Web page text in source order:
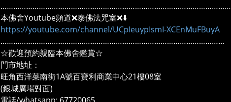
………………………………………………………………………………………………
本佛舍Youtube頻道❌泰佛法咒室❌⬇️
https://youtube.com/channel/UCpIeuypIsmI-XCEnMuFBuyA
……………………………………………………………………………………………
☆歡迎預約親臨本佛舍鑑賞☆
門市地址：
旺角西洋菜南街1A號百寶利商業中心21樓08室
(銀城廣場對面)